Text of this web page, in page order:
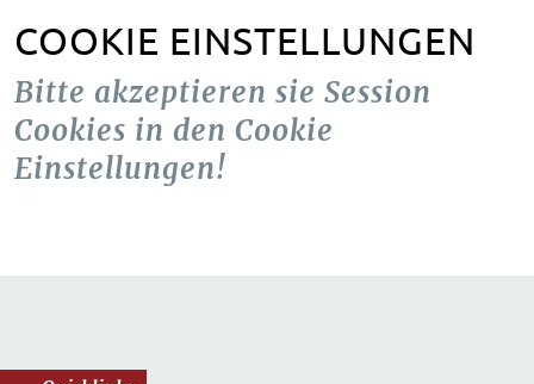
COOKIE EINSTELLUNGEN
Bitte akzeptieren sie Session
Cookies in den Cookie
Einstellungen!